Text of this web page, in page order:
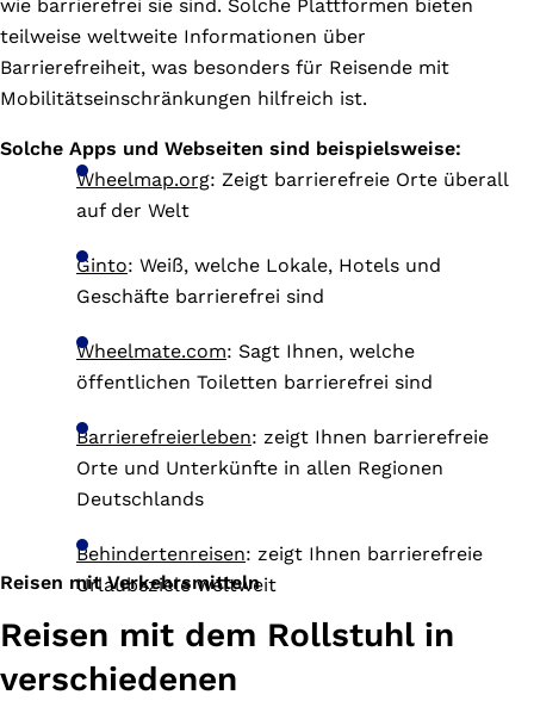
wie barrierefrei sie sind. Solche Plattformen bieten
teilweise weltweite Informationen über
Barrierefreiheit, was besonders für Reisende mit
Mobilitätseinschränkungen hilfreich ist.
Solche Apps und Webseiten sind beispielsweise:
Wheelmap.org: Zeigt barrierefreie Orte überall
auf der Welt
Ginto: Weiß, welche Lokale, Hotels und
Geschäfte barrierefrei sind
Wheelmate.com: Sagt Ihnen, welche
öffentlichen Toiletten barrierefrei sind
Barrierefreierleben: zeigt Ihnen barrierefreie
Orte und Unterkünfte in allen Regionen
Deutschlands
Behindertenreisen: zeigt Ihnen barrierefreie
Urlaubsziele weltweit
Reisen mit Verkehrsmitteln
Reisen mit dem Rollstuhl in
verschiedenen